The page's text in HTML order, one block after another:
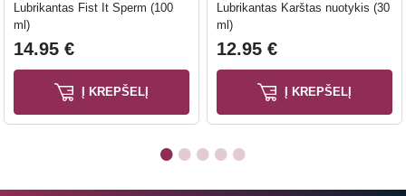
Lubrikantas Fist It Sperm (100
ml)
14.95 €
Į KREPŠELĮ
Lubrikantas Karštas nuotykis (30
ml)
12.95 €
Į KREPŠELĮ